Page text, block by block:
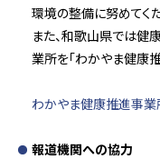
環境の整備に努めてく
また、和歌山県では健
業所を「わかやま健康
わかやま健康推進事
報道機関への協力